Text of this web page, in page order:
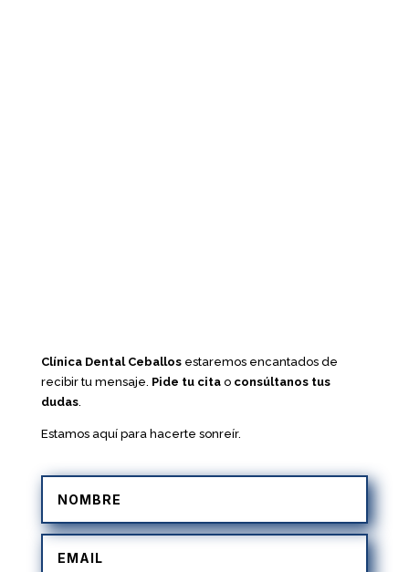
Clínica Dental Ceballosestaremos encantados de
recibir tu mensaje. Pide tu citao consúltanos tus
dudas.
Estamos aquí para hacerte sonreír.